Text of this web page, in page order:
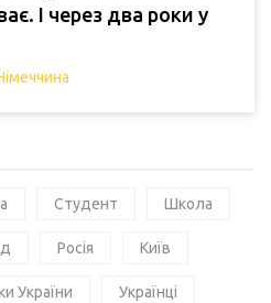
І через два роки у
Студент Школа
Росія Київ
України Українці